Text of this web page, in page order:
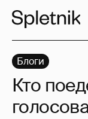
Блоги
Кто